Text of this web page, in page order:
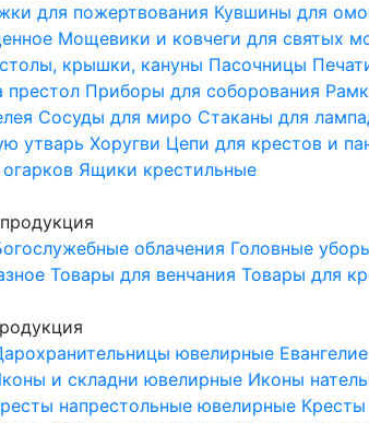
для пожертвования Кувшины для
Мощевики и ковчеги для святых
крышки, кануны Пасочницы
престол Приборы для соборования
Сосуды для миро Стаканы для
утварьХоругви Цепи для крестов и
Ящики крестильные
облачения Головные
Товары для венчанияТовары для
ювелирные
и складни ювелирные Иконы
напрестольные ювелирные